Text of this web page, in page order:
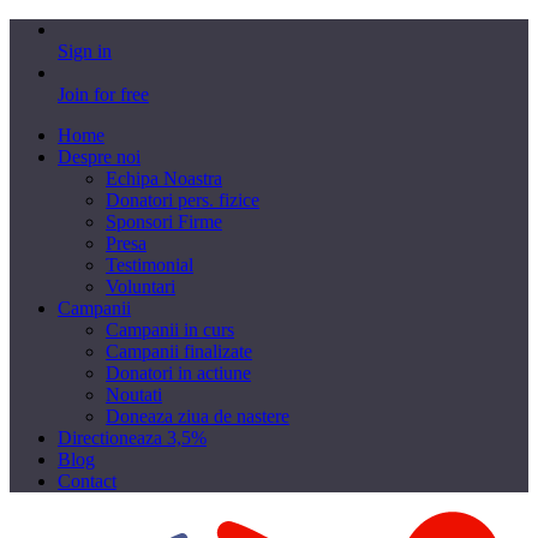
Sign in
Join for free
Home
Despre noi
Echipa Noastra
Donatori pers. fizice
Sponsori Firme
Presa
Testimonial
Voluntari
Campanii
Campanii in curs
Campanii finalizate
Donatori in actiune
Noutati
Doneaza ziua de nastere
Directioneaza 3,5%
Blog
Contact